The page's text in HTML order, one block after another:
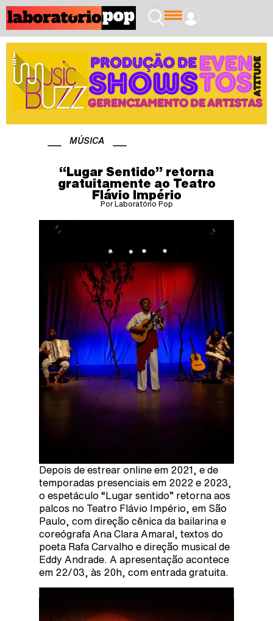
MÚSICA
“Lugar Sentido” retorna
gratuitamente ao Teatro
Flávio Império
Por Laboratório Pop
Depois de estrear online em 2021, e de
temporadas presenciais em 2022 e 2023,
o espetáculo “Lugar sentido” retorna aos
palcos no Teatro Flávio Império, em São
Paulo, com direção cênica da bailarina e
coreógrafa Ana Clara Amaral, textos do
poeta Rafa Carvalho e direção musical de
Eddy Andrade. A apresentação acontece
em 22/03, às 20h, com entrada gratuita.